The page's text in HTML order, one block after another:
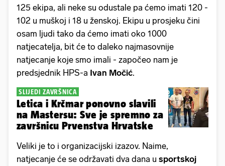
125 ekipa, ali neke su odustale pa ćemo imati 120 -
102 u muškoj i 18 u ženskoj. Ekipu u prosjeku čini
osam ljudi tako da ćemo imati oko 1000
natjecatelja, bit će to daleko najmasovnije
natjecanje koje smo imali - započeo nam je
predsjednik HPS-a Ivan Močić.
SLIJEDI ZAVRŠNICA
Letica i Krčmar ponovno slavili
na Mastersu: Sve je spremno za
završnicu Prvenstva Hrvatske
Veliki je to i organizacijski izazov. Naime,
natjecanje će se održavati dva dana u sportskoj